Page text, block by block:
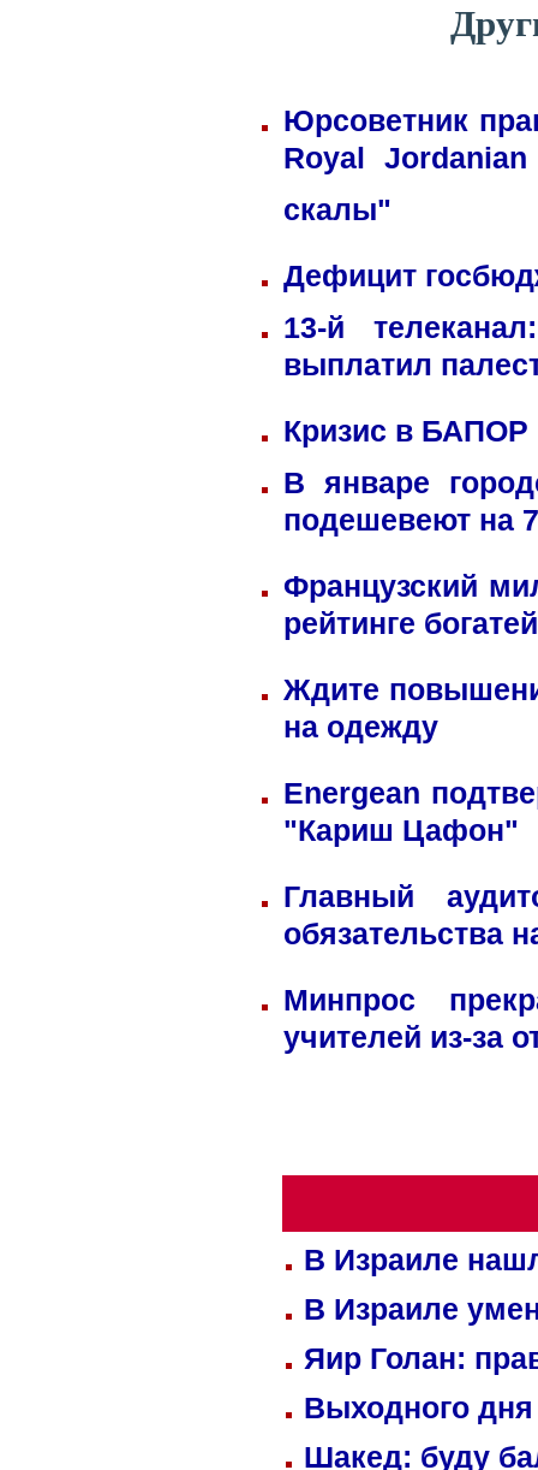
Юрсоветник
Royal
скалы"
Дефицит
13-й
выплатил
Кризис в БАПОР
В январе
подешевеют на
Французский
рейтинге
Ждите
на одежду
Energean
"Кариш Цафон"
Главный
обязательства
Минпрос
учителей из-за
В Израиле
В Израиле
Яир Голан:
Выходного
Шакед: буду